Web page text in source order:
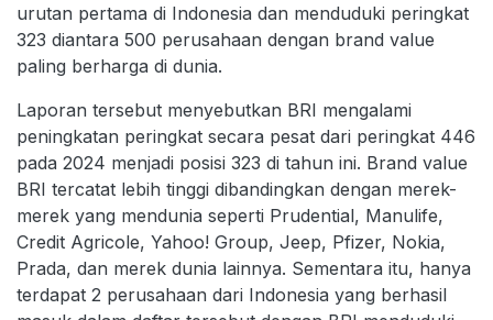
urutan pertama di Indonesia dan menduduki peringkat
323 diantara 500 perusahaan dengan brand value
paling berharga di dunia.
Laporan tersebut menyebutkan BRI mengalami
peningkatan peringkat secara pesat dari peringkat 446
pada 2024 menjadi posisi 323 di tahun ini. Brand value
BRI tercatat lebih tinggi dibandingkan dengan merek-
merek yang mendunia seperti Prudential, Manulife,
Credit Agricole, Yahoo! Group, Jeep, Pfizer, Nokia,
Prada, dan merek dunia lainnya. Sementara itu, hanya
terdapat 2 perusahaan dari Indonesia yang berhasil